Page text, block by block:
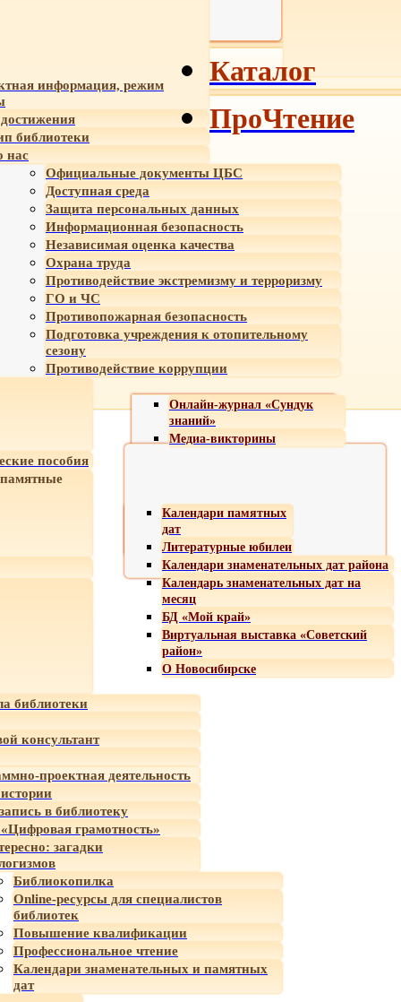
информация, режим
библиотеки
нас
Официальные документы ЦБС
Доступная среда
Защита персональных данных
Информационная безопасность
Независимая оценка качества
Охрана труда
Противодействие экстремизму и терроризму
ГО и ЧС
Противопожарная безопасность
Подготовка учреждения к отопительному
сезону
Противодействие коррупции
Онлайн-журнал «Сундук
знаний»
Медиа-викторины
пособия
Календари памятных
дат
Литературные юбилеи
Календари знаменательных дат района
Календарь знаменательных дат на
месяц
БД «Мой край»
Виртуальная выставка «Советский
район»
О Новосибирске
библиотеки
консультант
проектная деятельность
в библиотеку
грамотность»
загадки
Библиокопилка
Online-ресурсы для специалистов
библиотек
Повышение квалификации
Профессиональное чтение
Календари знаменательных и памятных
дат
Каталог
ПроЧтение